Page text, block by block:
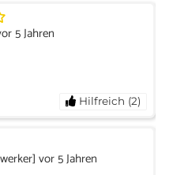
5 Jahren
Hilfreich (2)
vor 5 Jahren